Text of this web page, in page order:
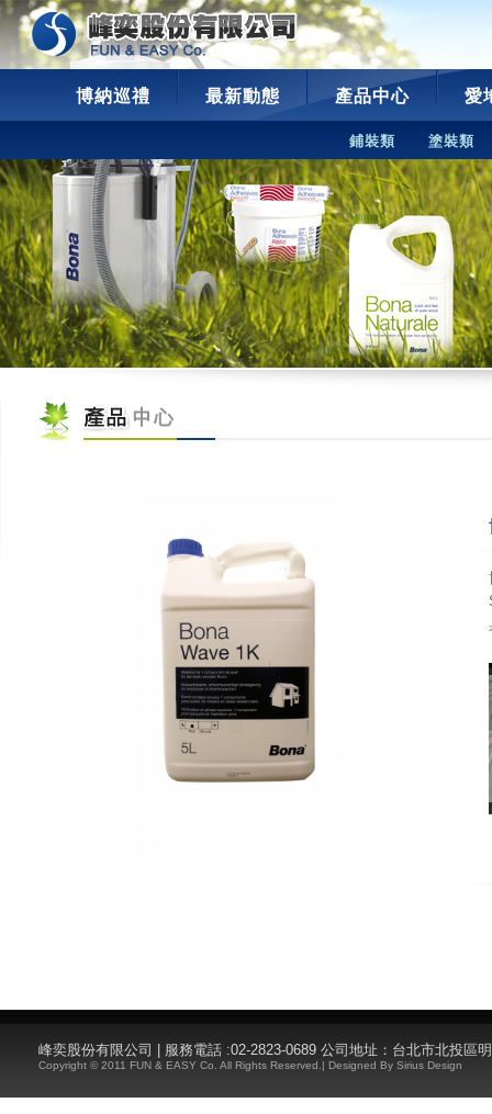
博納巡禮 最新動態 產品中心
鋪裝類 塗裝類
愛
峰奕股份有限公司 | 服務電話 :02-2823-0689 公司地址：台北市北投區
Copyright © 2011 FUN & EASY Co. All Rights Reserved.| Designed By Sirius Design